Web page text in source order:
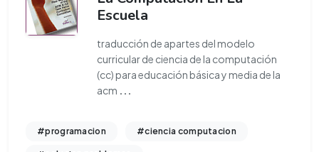
Escuela
traducción de apartes del modelo
curricular de ciencia de la computación
(cc) para educación básica y media de la
acm ...
#programacion #ciencia computacion